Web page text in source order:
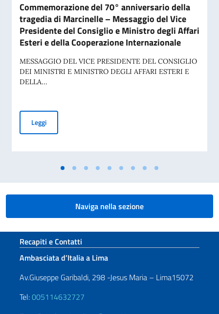
Commemorazione del 70° anniversario della
tragedia di Marcinelle – Messaggio del Vice
Presidente del Consiglio e Ministro degli Affari
Esteri e della Cooperazione Internazionale
MESSAGGIO DEL VICE PRESIDENTE DEL CONSIGLIO
DEI MINISTRI E MINISTRO DEGLI AFFARI ESTERI E
DELLA...
LeggiCommemorazione del 70° anniversario della tragedia di
Naviga nella sezione
Sezione footer
Recapiti e Contatti
Ambasciata d’Italia a Lima
Av.Giuseppe Garibaldi, 298 -Jesus Maria – Lima15072
Tel:005114632727